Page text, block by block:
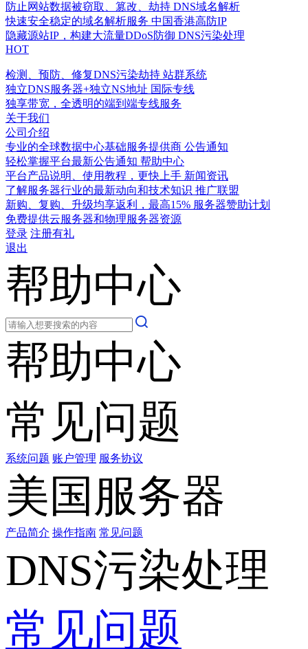
防止网站数据被窃取、篡改、劫持 DNS域名解析
快速安全稳定的域名解析服务 中国香港高防IP
隐藏源站IP，构建大流量DDoS防御 DNS污染处理
HOT
检测、预防、修复DNS污染劫持 站群系统
独立DNS服务器+独立NS地址 国际专线
独享带宽，全透明的端到端专线服务
关于我们
公司介绍
专业的全球数据中心基础服务提供商 公告通知
轻松掌握平台最新公告通知 帮助中心
平台产品说明、使用教程，更快上手 新闻资讯
了解服务器行业的最新动向和技术知识 推广联盟
新购、复购、升级均享返利，最高15% 服务器赞助计划
免费提供云服务器和物理服务器资源
登录 注册有礼
退出
帮助中心
帮助中心
常见问题
系统问题 账户管理 服务协议
美国服务器
产品简介 操作指南 常见问题
DNS污染处理
常见问题